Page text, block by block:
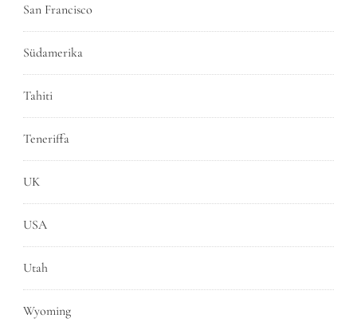
San Francisco
Südamerika
Tahiti
Teneriffa
UK
USA
Utah
Wyoming